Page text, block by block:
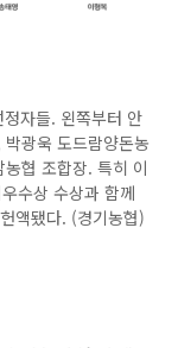
자들. 왼쪽부터 안
광욱 도드람양돈농
협 조합장. 특히 이
수상 수상과 함께
액됐다. (경기농협)